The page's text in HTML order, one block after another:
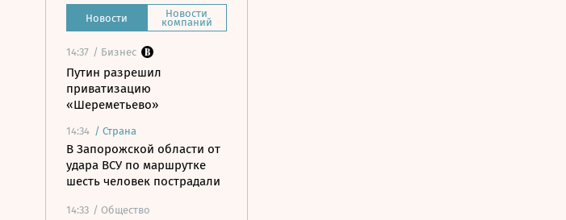
Новости Новости
компаний
14:37 / Бизнес
Путин разрешил
приватизацию
«Шереметьево»
14:34 / Страна
В Запорожской области от
удара ВСУ по маршрутке
шесть человек пострадали
14:33 / Общество